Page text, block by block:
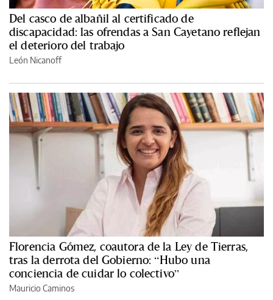
Del casco de albañil al certificado de
discapacidad: las ofrendas a San Cayetano reflejan
el deterioro del trabajo
León Nicanoff
Florencia Gómez, coautora de la Ley de Tierras,
tras la derrota del Gobierno: “Hubo una
conciencia de cuidar lo colectivo”
Mauricio Caminos